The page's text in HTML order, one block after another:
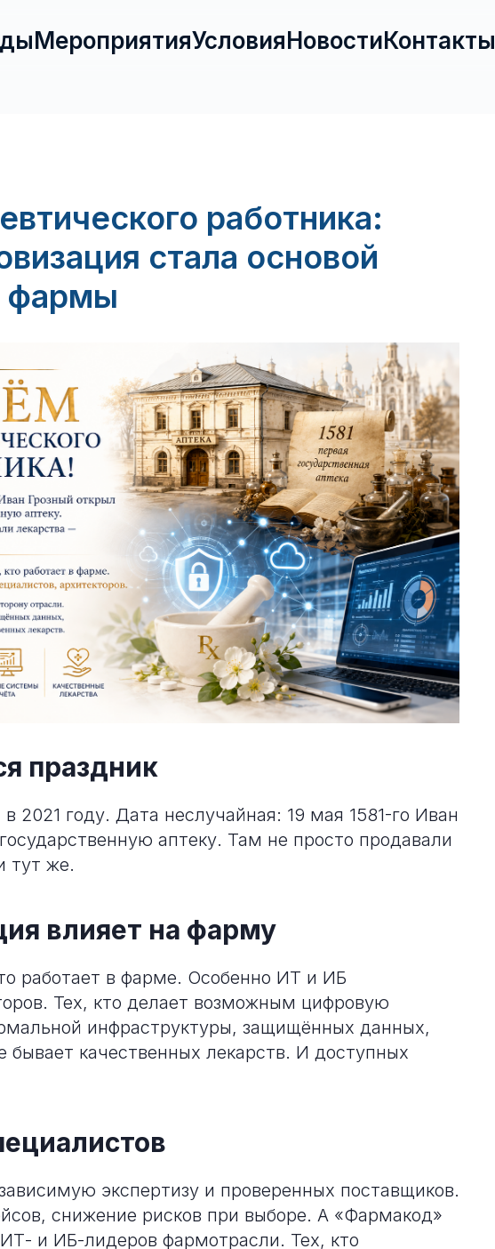
МероприятияУсловияНовостиКонтакты
работника:
стала основой
фармы
праздник
2021 году. Дата неслучайная: 19 мая 1581-го Иван
аптеку. Там не просто продавали
тут же.
влияет на фарму
работает в фарме. Особенно ИТ и ИБ
Тех, кто делает возможным цифровую
инфраструктуры, защищённых данных,
бывает качественных лекарств. И доступных
экспертизу и проверенных поставщиков.
снижение рисков при выборе. А «Фармакод»
и ИБ-лидеров фармотрасли. Тех, кто